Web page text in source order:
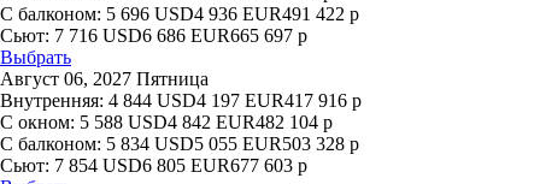
С балконом: 5 696 USD4 936 EUR491 422 р
Сьют: 7 716 USD6 686 EUR665 697 р
Выбрать
Август 06, 2027 Пятница
Внутренняя: 4 844 USD4 197 EUR417 916 р
С окном: 5 588 USD4 842 EUR482 104 р
С балконом: 5 834 USD5 055 EUR503 328 р
Сьют: 7 854 USD6 805 EUR677 603 р